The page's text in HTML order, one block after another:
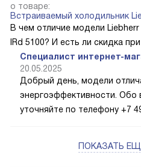
о товаре:
Встраиваемый холодильник
В чем отличие модели
IRd 5100? И есть ли скидка
Специалист интернет-
20.05.2025
Добрый день, модели
энергоэффективности. Обо
уточняйте по телефону +7
ПОКАЗАТЬ